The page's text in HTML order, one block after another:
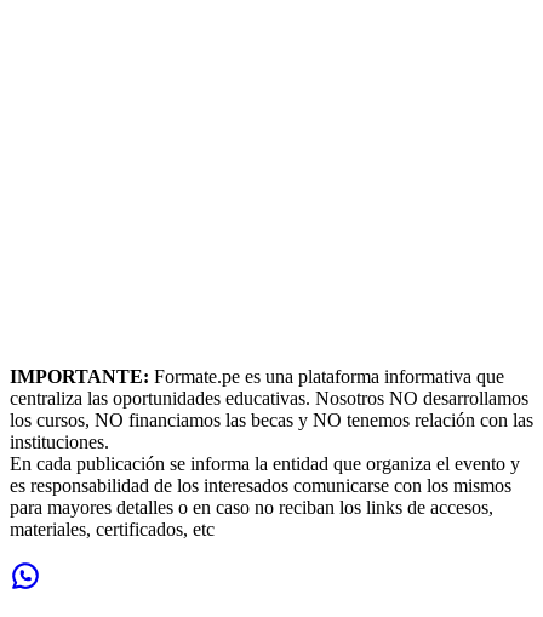
IMPORTANTE: Formate.pe es una plataforma informativa que
centraliza las oportunidades educativas. Nosotros NO desarrollamos
los cursos, NO financiamos las becas y NO tenemos relación con las
instituciones.
En cada publicación se informa la entidad que organiza el evento y
es responsabilidad de los interesados comunicarse con los mismos
para mayores detalles o en caso no reciban los links de accesos,
materiales, certificados, etc